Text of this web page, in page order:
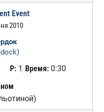
Event
2010
Р:1 Время:0:30